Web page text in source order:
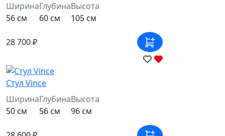
Ширина
56 см
Глубина
60 см
Высота
105 см
28 700 ₽
Стул Vince
Ширина
50 см
Глубина
56 см
Высота
96 см